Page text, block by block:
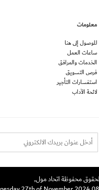
معلومات
للوصول إلى هنا
ساعات العمل
الخدمات والمرافق
فرص التسويق
استفسارات التأجير
لائحة الآداب